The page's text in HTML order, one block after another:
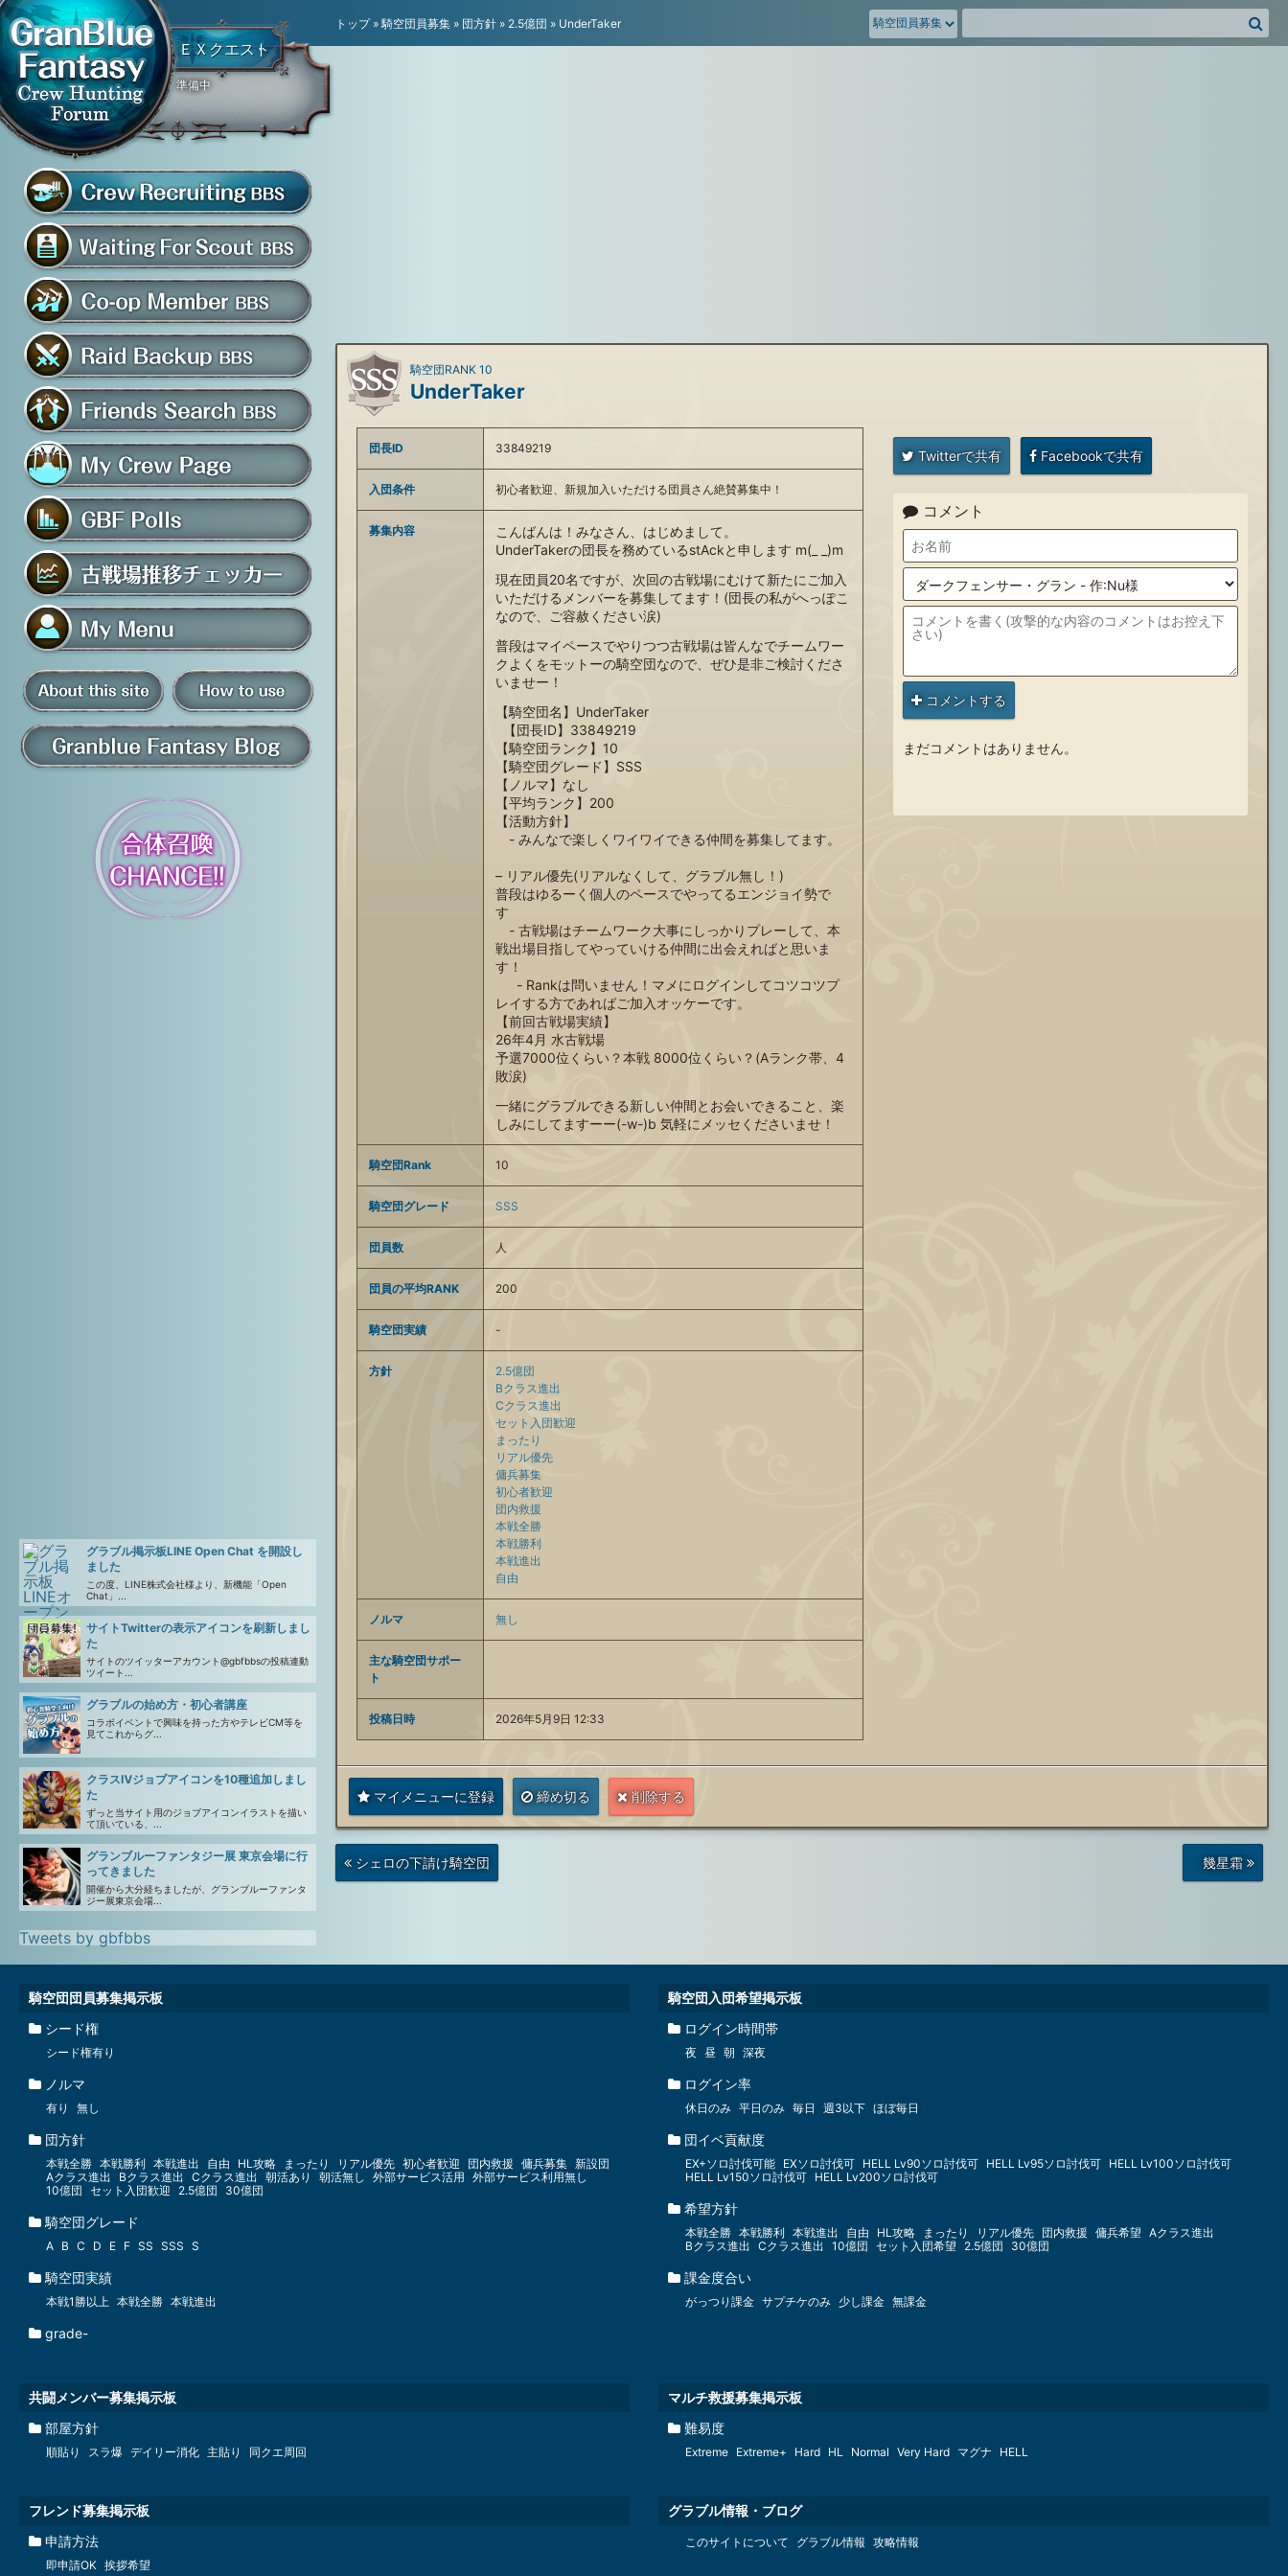
グラブル騎空団募集掲示
騎
空
団
騎空団員募集掲示板
騎空団入団希望掲示板
共闘部屋・メンバー掲示板
マルチバトル救援募集掲示板
フレンド募集掲示板
マイ騎空団ページ
グラブルアンケート
古戦場推移チェッカー
マイメニュー
騎空団員募集掲示板 掲示板の使い方
グラブル掲示板LINE Open Chat を開設し
ました
この度、LINE株式会社様より、新機能「Open
Chat」...
サイトTwitterの表示アイコンを刷新しまし
た
サイトのツイッターアカウント@gbfbbsの投稿連動
ツイート...
グラブルの始め方・初心者講座
コラボイベントで興味を持った方やテレビCM等を
見てこれからグ...
クラスⅣジョブアイコンを10種追加しまし
た
ずっと当サイト用のジョブアイコンイラストを描い
て頂いている、...
グランブルーファンタジー展 東京会場に行
ってきました
開催から大分経ちましたが、グランブルーファンタ
ジー展東京会場...
ＥＸクエスト
準備中
Tweets by gbfbbs
トップ»騎空団員募集 » 団方針 » 2.5億団 » UnderTaker
UnderTaker
騎空団RANK 10
団長ID 33849219
入団条件 初心者歓迎、新規加入いただける団員さん絶賛募集中！
募集内容
こんばんは！みなさん、はじめまして。
UnderTakerの団長を務めているstAckと申します m(_ _)m
現在団員20名ですが、次回の古戦場にむけて新たにご加入
いただけるメンバーを募集してます！(団長の私がへっぽこ
なので、ご容赦ください涙)
普段はマイペースでやりつつ古戦場は皆んなでチームワー
クよくをモットーの騎空団なので、ぜひ是非ご検討くださ
いませー！
【騎空団名】UnderTaker
【団長ID】33849219
【騎空団ランク】10
【騎空団グレード】SSS
【ノルマ】なし
【平均ランク】200
【活動方針】
- みんなで楽しくワイワイできる仲間を募集してます。
– リアル優先(リアルなくして、グラブル無し！)
普段はゆるーく個人のペースでやってるエンジョイ勢で
す
- 古戦場はチームワーク大事にしっかりプレーして、本
戦出場目指してやっていける仲間に出会えればと思いま
す！
- Rankは問いません！マメにログインしてコツコツプ
レイする方であればご加入オッケーです。
【前回古戦場実績】
26年4月 水古戦場
予選7000位くらい？本戦 8000位くらい？(Aランク帯、4
敗涙)
一緒にグラブルできる新しい仲間とお会いできること、楽
しみにしてますーー(-w-)b 気軽にメッセくださいませ！
騎空団Rank 10
騎空団グレード SSS
団員数 人
団員の平均RANK 200
騎空団実績 -
方針
2.5億団
Bクラス進出
Cクラス進出
セット入団歓迎
まったり
リアル優先
傭兵募集
初心者歓迎
団内救援
本戦全勝
本戦勝利
本戦進出
自由
ノルマ 無し
主な騎空団サポー
ト
投稿日時 2026年5月9日 12:33
Twitterで共有 Facebookで共有
コメント
コメントする
まだコメントはありません。
マイメニューに登録 締め切る 削除する
次
の
投
シェロの下請け騎空団
投
幾星霜
騎空団団員募集掲示板
シード権
シード権有り
ノルマ
有り 無し
団方針
本戦全勝 本戦勝利 本戦進出 自由 HL攻略 まったり リアル優先 初心者歓迎 団内救援 傭兵募集 新設団
Aクラス進出
Bクラス進出 Cクラス進出 朝活あり 朝活無し 外部サービス活用 外部サービス利用無し
10億団 セット入団歓迎 2.5億団 30億団
騎空団グレード
A B C D E F SS SSS S
騎空団実績
本戦1勝以上 本戦全勝 本戦進出
grade-
騎空団入団希望掲示板
ログイン時間帯
夜 昼 朝 深夜
ログイン率
休日のみ 平日のみ 毎日 週3以下 ほぼ毎日
団イベ貢献度
EX+ソロ討伐可能 EXソロ討伐可 HELL Lv90ソロ討伐可 HELL Lv95ソロ討伐可 HELL Lv100ソロ討伐可
HELL Lv150ソロ討伐可 HELL Lv200ソロ討伐可
希望方針
本戦全勝 本戦勝利 本戦進出 自由 HL攻略 まったり リアル優先 団内救援 傭兵希望 Aクラス進出
Bクラス進出 Cクラス進出 10億団 セット入団希望 2.5億団 30億団
課金度合い
がっつり課金 サプチケのみ 少し課金 無課金
共闘メンバー募集掲示板
部屋方針
順貼り スラ爆 デイリー消化 主貼り 同クエ周回
マルチ救援募集掲示板
難易度
Extreme Extreme+ Hard HL Normal Very Hard マグナ HELL
フレンド募集掲示板
申請方法
即申請OK 挨拶希望
グラブル情報・ブログ
このサイトについて グラブル情報 攻略情報